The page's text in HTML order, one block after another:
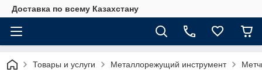
Доставка по всему Казахстану
Товары и услуги Металлорежущий инструмент